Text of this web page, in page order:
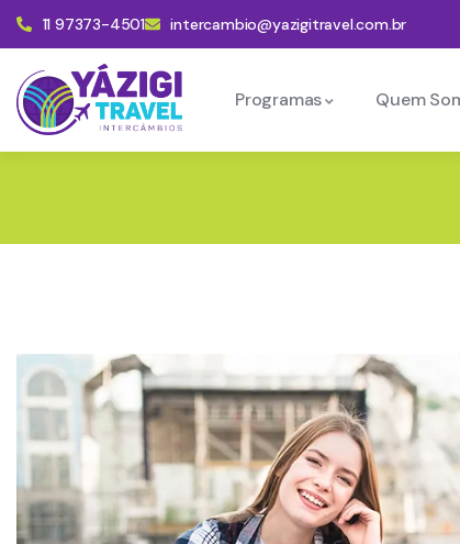
11 97373-4501 intercambio@yazigitravel.com.br
Programas Quem